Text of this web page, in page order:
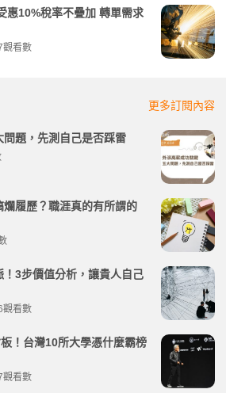
惠10%稅率不疊加 轉單需求
觀看數
更多訂閱內容
題，先測自己是否踩雷
履歷？職涯真的有所謂的
3步價值分析，讓貴人自己
觀看數
！台灣10所大學憑什麼霸榜
觀看數